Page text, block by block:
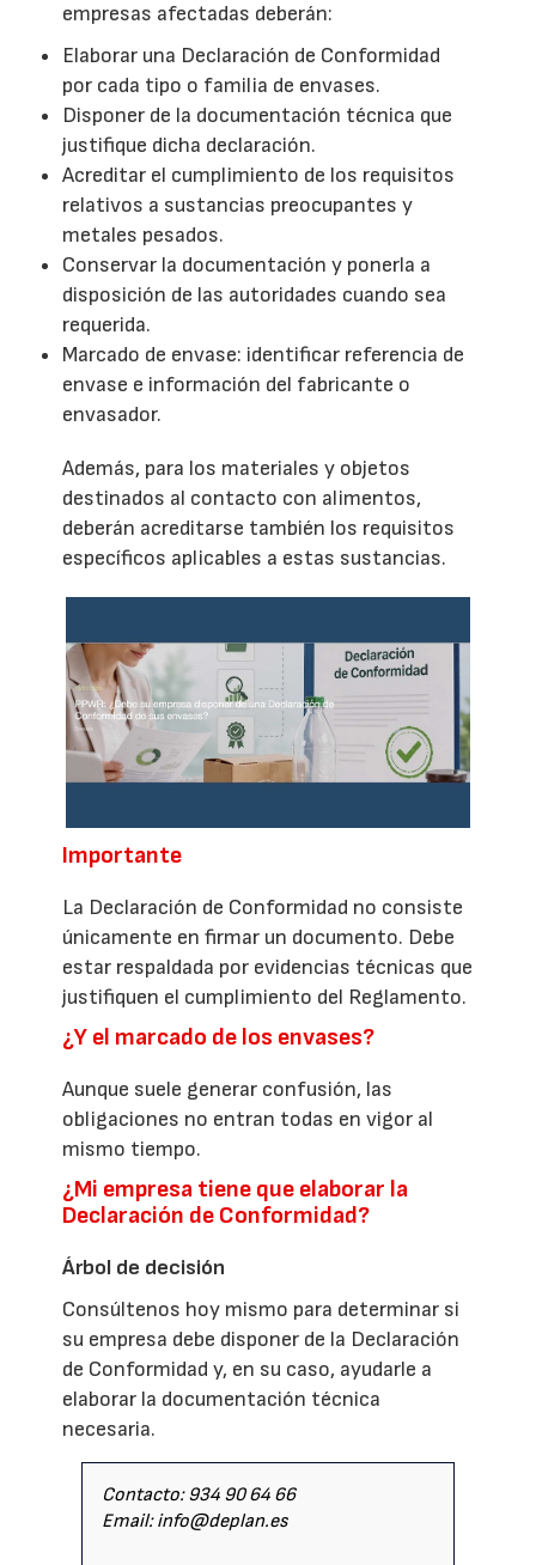
empresas afectadas deberán:
Elaborar una Declaración de Conformidad
por cada tipo o familia de envases.
Disponer de la documentación técnica que
justifique dicha declaración.
Acreditar el cumplimiento de los requisitos
relativos a sustancias preocupantes y
metales pesados.
Conservar la documentación y ponerla a
disposición de las autoridades cuando sea
requerida.
Marcado de envase: identificar referencia de
envase e información del fabricante o
envasador.
Además, para los materiales y objetos
destinados al contacto con alimentos,
deberán acreditarse también los requisitos
específicos aplicables a estas sustancias.
Importante
La Declaración de Conformidad no consiste
únicamente en firmar un documento. Debe
estar respaldada por evidencias técnicas que
justifiquen el cumplimiento del Reglamento.
¿Y el marcado de los envases?
Aunque suele generar confusión, las
obligaciones no entran todas en vigor al
mismo tiempo.
¿Mi empresa tiene que elaborar la
Declaración de Conformidad?
Árbol de decisión
Consúltenos hoy mismo para determinar si
su empresa debe disponer de la Declaración
de Conformidad y, en su caso, ayudarle a
elaborar la documentación técnica
necesaria.
Contacto: 934 90 64 66
Email: info@deplan.es